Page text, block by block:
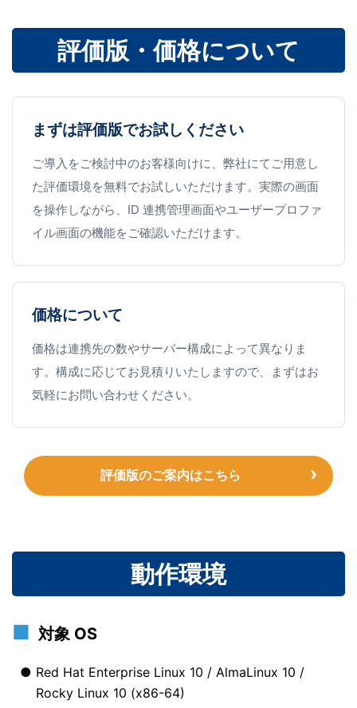
評価版・価格について
まずは評価版でお試しください
ご導入をご検討中のお客様向けに、弊社にてご用意し
た評価環境を無料でお試しいただけます。実際の画面
を操作しながら、ID 連携管理画面やユーザープロファ
イル画面の機能をご確認いただけます。
価格について
価格は連携先の数やサーバー構成によって異なりま
す。構成に応じてお見積りいたしますので、まずはお
気軽にお問い合わせください。
評価版のご案内はこちら
動作環境
対象 OS
Red Hat Enterprise Linux 10 / AlmaLinux 10 /
Rocky Linux 10 (x86-64)